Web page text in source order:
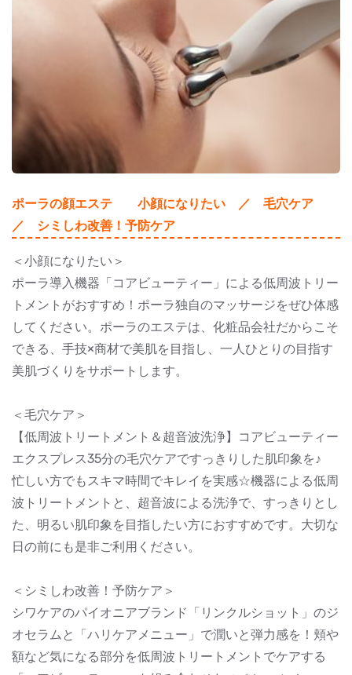
ポーラの顔エステ 小顔になりたい ／ 毛穴ケア
／ シミしわ改善！予防ケア
＜小顔になりたい＞
ポーラ導入機器「コアビューティー」による低周波トリー
トメントがおすすめ！ポーラ独自のマッサージをぜひ体感
してください。ポーラのエステは、化粧品会社だからこそ
できる、手技×商材で美肌を目指し、一人ひとりの目指す
美肌づくりをサポートします。
＜毛穴ケア＞
【低周波トリートメント＆超音波洗浄】コアビューティー
エクスプレス35分の毛穴ケアですっきりした肌印象を♪
忙しい方でもスキマ時間でキレイを実感☆機器による低周
波トリートメントと、超音波による洗浄で、すっきりとし
た、明るい肌印象を目指したい方におすすめです。大切な
日の前にも是非ご利用ください。
＜シミしわ改善！予防ケア＞
シワケアのパイオニアブランド「リンクルショット」のジ
オセラムと「ハリケアメニュー」で潤いと弾力感を！頬や
額など気になる部分を低周波トリートメントでケアする